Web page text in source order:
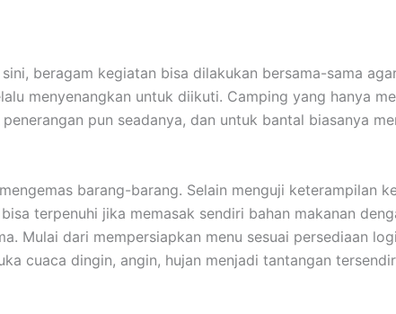
beragam kegiatan bisa dilakukan bersama-sama
menyenangkan untuk diikuti. Camping yang hanya
pun seadanya, dan untuk bantal biasanya
barang-barang. Selain menguji keterampilan
terpenuhi jika memasak sendiri bahan makanan
Mulai dari mempersiapkan menu sesuai persediaan
cuaca dingin, angin, hujan menjadi tantangan